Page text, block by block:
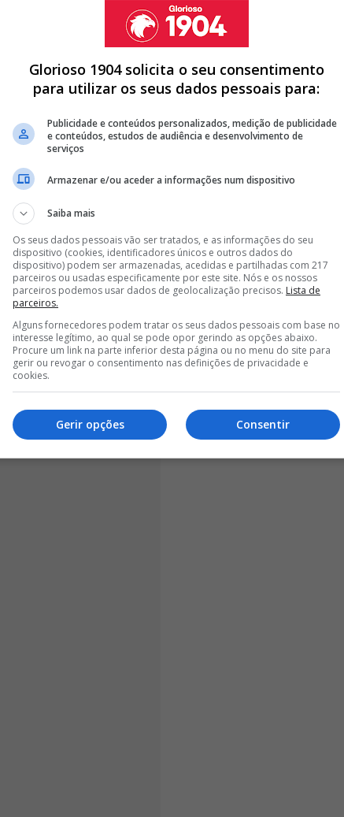
MÉDIO DO BENFICA PARA GUIMARÃES
MARCO SILVA E PRETENDE LEVAR ALVO DO BENFICA PARA
BENFICA E OBRIGA MARCO SILVA A PROCURAR OUTRA
em Genebra, a atleta, que foi pentacampeã
mudar a mentalidade frente às italianas: “Sabemos
jogo complicado, mas nós estamos preparados
dar nenhum jogo por garantido.Portugal tem as
este jogo para ganhar
Glorioso 1904 solicita o seu consentimento
para utilizar os seus dados pessoais para:
Publicidade e conteúdos personalizados, medição de publicidade
e conteúdos, estudos de audiência e desenvolvimento de
serviços
Armazenar e/ou aceder a informações num dispositivo
Saiba mais
Os seus dados pessoais vão ser tratados, e as informações do seu
dispositivo (cookies, identificadores únicos e outros dados do
dispositivo) podem ser armazenadas, acedidas e partilhadas com 217
parceiros ou usadas especificamente por este site. Nós e os nossos
parceiros podemos usar dados de geolocalização precisos. Lista de
parceiros.
Alguns fornecedores podem tratar os seus dados pessoais com base no
interesse legítimo, ao qual se pode opor gerindo as opções abaixo.
Procure um link na parte inferior desta página ou no menu do site para
gerir ou revogar o consentimento nas definições de privacidade e
cookies.
Consentir
Gerir opções